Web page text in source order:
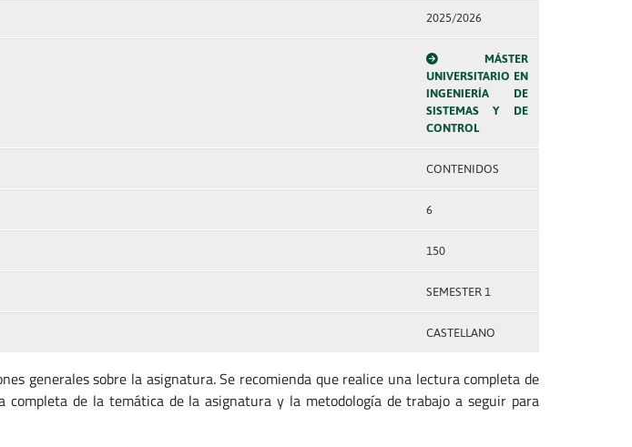
2025/2026
MÁSTER
UNIVERSITARIO EN
INGENIERÍA DE
SISTEMAS Y DE
CONTROL
CONTENIDOS
6
150
SEMESTER 1
CASTELLANO
generales sobre la asignatura. Se recomienda que realice una lectura completa de
completa de la temática de la asignatura y la metodología de trabajo a seguir para